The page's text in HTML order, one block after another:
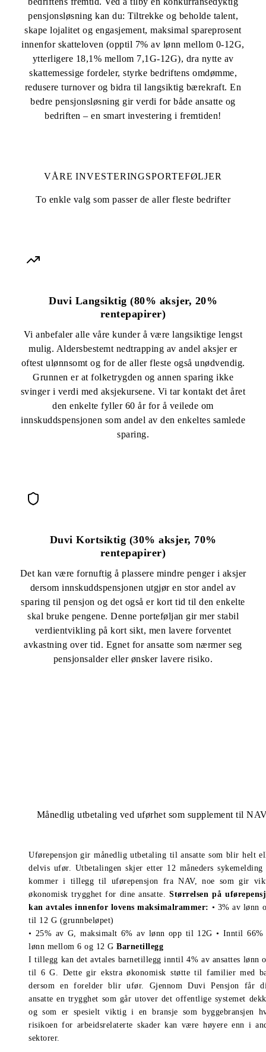
pensjonsløsning kan du: Tiltrekke og beholde talent,
skape lojalitet og engasjement, maksimal spareprosent
innenfor skatteloven (opptil 7% av lønn mellom 0-12G,
ytterligere 18,1% mellom 7,1G-12G), dra nytte av
skattemessige fordeler, styrke bedriftens omdømme,
redusere turnover og bidra til langsiktig bærekraft. En
bedre pensjonsløsning gir verdi for både ansatte og
bedriften – en smart investering i fremtiden!
VÅRE INVESTERINGSPORTEFØLJER
To enkle valg som passer de aller fleste bedrifter
Duvi Langsiktig (80% aksjer, 20%
rentepapirer)
Vi anbefaler alle våre kunder å være langsiktige lengst
mulig. Aldersbestemt nedtrapping av andel aksjer er
oftest ulønnsomt og for de aller fleste også unødvendig.
Grunnen er at folketrygden og annen sparing ikke
svinger i verdi med aksjekursene. Vi tar kontakt det året
den enkelte fyller 60 år for å veilede om
innskuddspensjonen som andel av den enkeltes samlede
sparing.
Duvi Kortsiktig (30% aksjer, 70%
rentepapirer)
Det kan være fornuftig å plassere mindre penger i aksjer
dersom innskuddspensjonen utgjør en stor andel av
sparing til pensjon og det også er kort tid til den enkelte
skal bruke pengene. Denne porteføljan gir mer stabil
verdientvikling på kort sikt, men lavere forventet
avkastning over tid. Egnet for ansatte som nærmer seg
pensjonsalder eller ønsker lavere risiko.
Månedlig utbetaling ved uførhet som supplement til
Uførepensjon gir månedlig utbetaling til ansatte som blir helt
delvis ufør. Utbetalingen skjer etter 12 måneders sykemelding
kommer i tillegg til uførepensjon fra NAV, noe som gir
økonomisk trygghet for dine ansatte.Størrelsen på
kan avtales innenfor lovens maksimalrammer: • 3% av lønn
til 12 G (grunnbeløpet)
• 25% av G, maksimalt 6% av lønn opp til 12G • Inntil 66%
lønn mellom 6 og 12 G Barnetillegg
I tillegg kan det avtales barnetillegg inntil 4% av ansattes lønn
til 6 G. Dette gir ekstra økonomisk støtte til familier med
dersom en forelder blir ufør. Gjennom Duvi Pensjon får
ansatte en trygghet som går utover det offentlige systemet
og som er spesielt viktig i en bransje som byggebransjen
risikoen for arbeidsrelaterte skader kan være høyere enn i
sektorer.